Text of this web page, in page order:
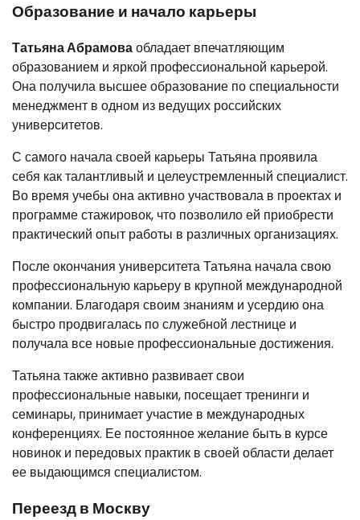
Образование и начало карьеры
Татьяна Абрамоваобладает впечатляющим
образованием и яркой профессиональной карьерой.
Она получила высшее образование по специальности
менеджмент в одном из ведущих российских
университетов.
С самого начала своей карьеры Татьяна проявила
себя как талантливый и целеустремленный специалист.
Во время учебы она активно участвовала в проектах и
программе стажировок, что позволило ей приобрести
практический опыт работы в различных организациях.
После окончания университета Татьяна начала свою
профессиональную карьеру в крупной международной
компании. Благодаря своим знаниям и усердию она
быстро продвигалась по служебной лестнице и
получала все новые профессиональные достижения.
Татьяна также активно развивает свои
профессиональные навыки, посещает тренинги и
семинары, принимает участие в международных
конференциях. Ее постоянное желание быть в курсе
новинок и передовых практик в своей области делает
ее выдающимся специалистом.
Переезд в Москву